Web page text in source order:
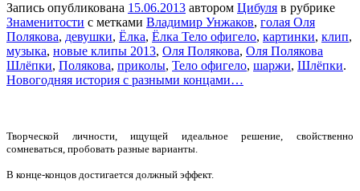
Запись опубликована 15.06.2013 автором Цибуля в рубрике
Знаменитости с метками Владимир Унжаков, голая Оля
Полякова, девушки, Ёлка, Ёлка Тело офигело, картинки, клип,
музыка, новые клипы 2013, Оля Полякова, Оля Полякова
Шлёпки, Полякова, приколы, Тело офигело, шаржи, Шлёпки.
Новогодняя история с разными концами…
Творческой личности, ищущей идеальное решение, свойственно
сомневаться, пробовать разные варианты.
В конце-концов достигается должный эффект.